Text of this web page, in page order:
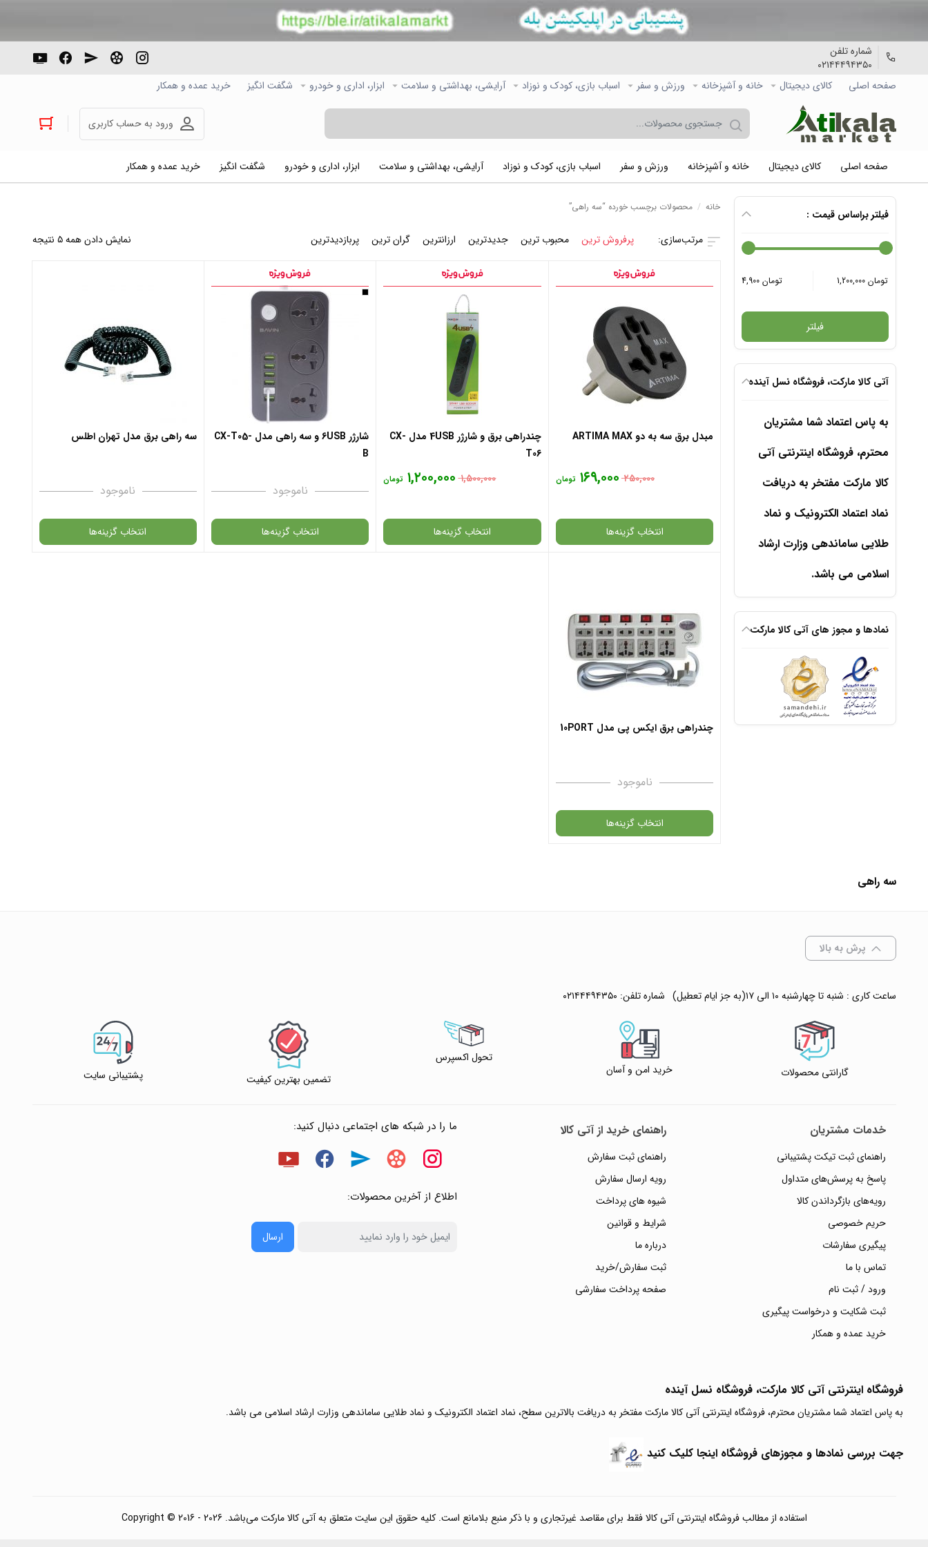
شماره تلفن
۰۲۱۴۴۴۹۴۳۵۰
صفحه اصلی
کالاي دیجیتال خانه و آشپزخانه ورزش و سفر اسباب بازی، کودک و نوزاد آرایشی، بهداشتی و سلامت ابزار، اداری و خودرو شگفت انگیز خرید عمده و همکار
ورود به حساب کاربری
صفحه اصلی کالاي دیجیتال خانه و آشپزخانه ورزش و سفر اسباب بازی، کودک و نوزاد آرایشی، بهداشتی و سلامت ابزار، اداری و خودرو شگفت انگیز خرید عمده و همکار
فیلتر براساس قیمت :
4,900 تومان 1,200,000 تومان
فیلتر
آتی کالا مارکت، فروشگاه نسل آینده
به پاس اعتماد شما مشتریان
محترم، فروشگاه اینترنتی آتی
کالا مارکت مفتخر به دریافت
نماد اعتماد الکترونیک و نماد
طلایی ساماندهی وزارت ارشاد
اسلامی می باشد.
نمادها و مجوز های آتی کالا مارکت
خانه / محصولات برچسب خورده “سه راهی”
نمایش دادن همه ۵ نتیجه پرفروش ترین محبوب ترین جدیدترین ارزانترین گران ترین پربازدیدترین
مبدل برق سه به دو ARTIMA MAX
۲۵۰,۰۰۰ ۱۶۹,۰۰۰ تومان
انتخاب گزینه‌ها
افزودن به سبد خرید
✧ چت با پشتیبان واتس آپ
چندراهی برق و شارژر 4USB مدل CX-
T06
۱,۵۰۰,۰۰۰ ۱,۲۰۰,۰۰۰ تومان
انتخاب گزینه‌ها
شارژر 6USB و سه راهی مدل CX-T05-
B
ناموجود
انتخاب گزینه‌ها
سه راهی برق مدل تهران اطلس
ناموجود
انتخاب گزینه‌ها
چندراهی برق ایکس پی مدل 10PORT
ناموجود
انتخاب گزینه‌ها
سه راهی
پرش به بالا
ساعت کاری : شنبه تا چهارشنبه ۱۰ الی ۱۷(به جز ایام تعطیل) شماره تلفن: ۰۲۱۴۴۴۹۴۳۵۰
گارانتی محصولات خرید امن و آسان
تحول اکسپرس
تضمین بهترین کیفیت
پشتیبانی سایت
خدمات مشتریان
راهنمای ثبت تیکت پشتیبانی
پاسخ به پرسش‌های متداول
رویه‌های بازگرداندن کالا
حریم خصوصی
پیگیری سفارشات
تماس با ما
ورود / ثبت نام
ثبت شکایت و درخواست پیگیری
خرید عمده و همکار
راهنمای خرید از آتی کالا
راهنمای ثبت سفارش
رویه ارسال سفارش
شیوه های پرداخت
شرایط و قوانین
درباره ما
ثبت سفارش/خرید
صفحه پرداخت سفارشی
ما را در شبکه های اجتماعی دنبال کنید:
اطلاع از آخرین محصولات:
ارسال
فروشگاه اینترنتی آتی‌ کالا مارکت، فروشگاه نسل آینده
به پاس اعتماد شما مشتریان محترم، فروشگاه اینترنتی آتی کالا مارکت مفتخر به دریافت بالاترین سطح، نماد اعتماد الکترونیک و نماد طلایی ساماندهی وزارت ارشاد اسلامی می باشد.
جهت بررسی نمادها و مجوزهای فروشگاه اینجا کلیک کنید
استفاده از مطالب فروشگاه اینترنتی آتی کالا فقط برای مقاصد غیرتجاری و با ذکر منبع بلامانع است. کلیه حقوق این سایت متعلق به آتی کالا مارکت می‌باشد. Copyright © 2016 - 2026